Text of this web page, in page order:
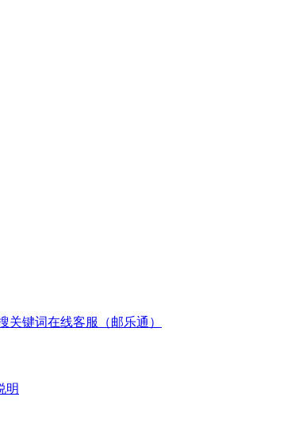
关键词在线客服（邮乐通）
明